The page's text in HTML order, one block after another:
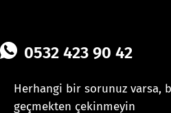
0532 423 90 42
Herhangi bir sorunuz varsa,
geçmekten çekinmeyin